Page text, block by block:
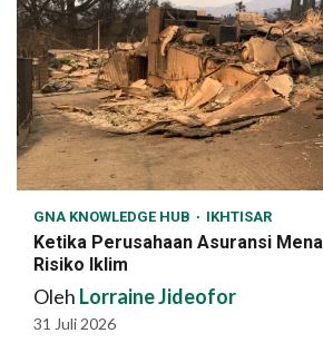
GNA KNOWLEDGE HUB IKHTISAR
Ketika Perusahaan Asuransi
Risiko Iklim
Oleh Lorraine Jideofor
31 Juli 2026